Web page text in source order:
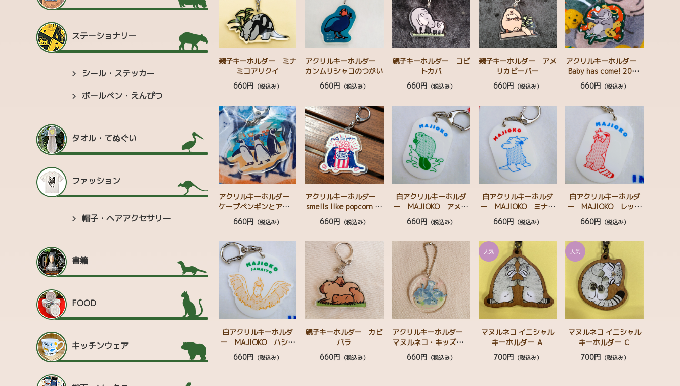
親子キーホルダー ミナ
ミコアリクイ
660円 （税込み）
アクリルキーホルダー
カンムリシャコのつがい
660円 （税込み）
親子キーホルダー コビ
トカバ
660円 （税込み）
親子キーホルダー アメ
リカビーバー
660円 （税込み）
アクリルキーホルダー
Baby has come! 2025
ｺﾋﾞﾄｶﾊﾞ ｱﾒﾘｶﾋﾞｰﾊﾞｰ ｼ
ﾏｽｶﾝｸ ｷﾝｶｼﾞｭｰ ｶﾞﾏｸﾞﾁﾖﾀ
660円 （税込み）
アクリルキーホルダー
ケープペンギンとアフリ
カの花々
660円 （税込み）
アクリルキーホルダー
smells like popcorn ビ
ントロング
660円 （税込み）
白アクリルキーホルダ
ー MAJIOKO アメリ
カビーバー
660円 （税込み）
白アクリルキーホルダ
ー MAJIOKO ミナミ
コアリクイ
660円 （税込み）
白アクリルキーホルダ
ー MAJIOKO レッサ
ーパンダ
660円 （税込み）
白アクリルキーホルダ
ー MAJIOKO ハシビ
ロコウ
660円 （税込み）
親子キーホルダー カピ
バラ
660円 （税込み）
アクリルキーホルダー
マヌルネコ・キッズ M
anul kids
660円 （税込み）
マヌルネコ イニシャル
キーホルダー Ａ
700円 （税込み）
マヌルネコ イニシャル
キーホルダー Ｃ
700円 （税込み）
ステーショナリー
シール・ステッカー
ボールペン・えんぴつ
タオル・てぬぐい
ファッション
帽子・ヘアアクセサリー
書籍
FOOD
キッチンウェア